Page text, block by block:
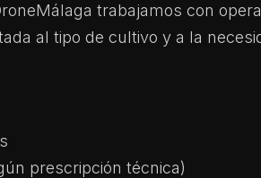
trabajamos con
al tipo de cultivo y a la
prescripción técnica)